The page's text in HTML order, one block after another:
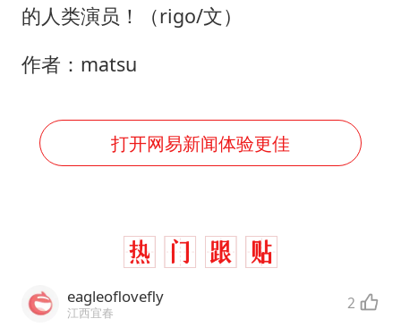
的人类演员！（rigo/文）
作者：matsu
打开网易新闻体验更佳
eagleoflovefly
江西宜春 2